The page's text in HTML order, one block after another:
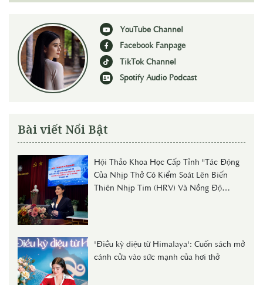
YouTube Channel
Facebook Fanpage
TikTok Channel
Spotify Audio Podcast
Bài viết Nổi Bật
Hội Thảo Khoa Học Cấp Tỉnh "Tác Động
Của Nhịp Thở Có Kiểm Soát Lên Biến
Thiên Nhịp Tim (HRV) Và Nồng Độ
'Điều kỳ diệu từ Himalaya': Cuốn sách mở
cánh cửa vào sức mạnh của hơi thở